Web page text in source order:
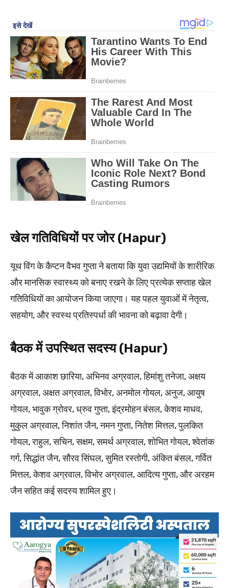
खेल गतिविधियों पर जोर (Hapur)
यूथ विंग के कैप्टन वैभव गुप्ता ने बताया कि युवा उद्यमियों के शारीरिक
और मानसिक स्वास्थ्य को बनाए रखने के लिए प्रत्येक सप्ताह खेल
गतिविधियों का आयोजन किया जाएगा। यह पहल युवाओं में नेतृत्व,
सहयोग, और स्वस्थ प्रतिस्पर्धा की भावना को बढ़ावा देगी।
बैठक में उपस्थित सदस्य (Hapur)
बैठक में आकाश छारिया, अभिनव अग्रवाल, हिमांशु तनेजा, अक्षय
अग्रवाल, अक्षत अग्रवाल, विभोर, अनमोल गोयल, अनुज, आयुष
गोयल, भावुक ग्रोवर, ध्रुव गुप्ता, इंद्रमोहन बंसल, केशव माधव,
मुकुल अग्रवाल, निशांत जैन, नमन गुप्ता, नितेश मित्तल, पुलकित
गोयल, राहुल, सचिन, सक्षम, समर्थ अग्रवाल, शोभित गोयल, श्वेतांक
गर्ग, सिद्धांत जैन, सौरव सिंघल, सुमित रस्तोगी, अंकित बंसल, गर्वित
मित्तल, केशव अग्रवाल, विभोर अग्रवाल, आदित्य गुप्ता, और अरहम
जैन सहित कई सदस्य शामिल हुए।